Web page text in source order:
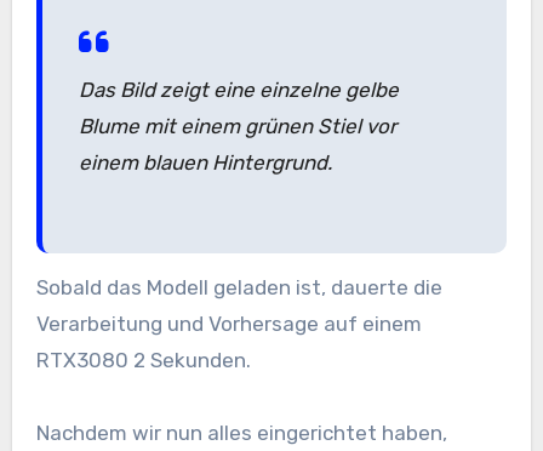
Das Bild zeigt eine einzelne gelbe
Blume mit einem grünen Stiel vor
einem blauen Hintergrund.
Sobald das Modell geladen ist, dauerte die
Verarbeitung und Vorhersage auf einem
RTX3080 2 Sekunden.
Nachdem wir nun alles eingerichtet haben,